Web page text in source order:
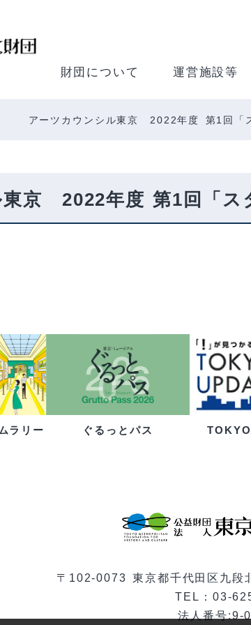
財団について 運営施設等
アーツカウンシル東京 2022年度 第1回「
京 2022年度 第1回「ス
ラリー
ぐるっとパス
〒102-0073 東京都千代田区九
TEL：03-
法人番号:9-